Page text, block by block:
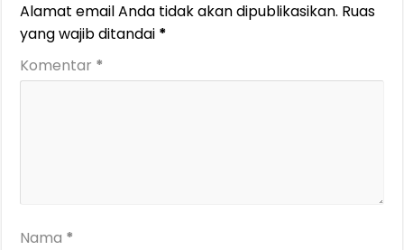
Alamat email Anda tidak akan dipublikasikan. Ruas
yang wajib ditandai *
Komentar *
Nama *